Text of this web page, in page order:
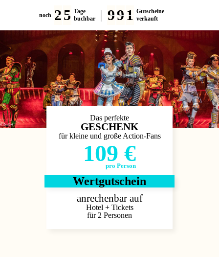
noch 25 Tage
buchbar
99 1 Gutscheine
verkauft
Das perfekte
GESCHENK
für kleine und große Action-Fans
109 €
pro Person
Wertgutschein
anrechenbar auf
Hotel + Tickets
für 2 Personen